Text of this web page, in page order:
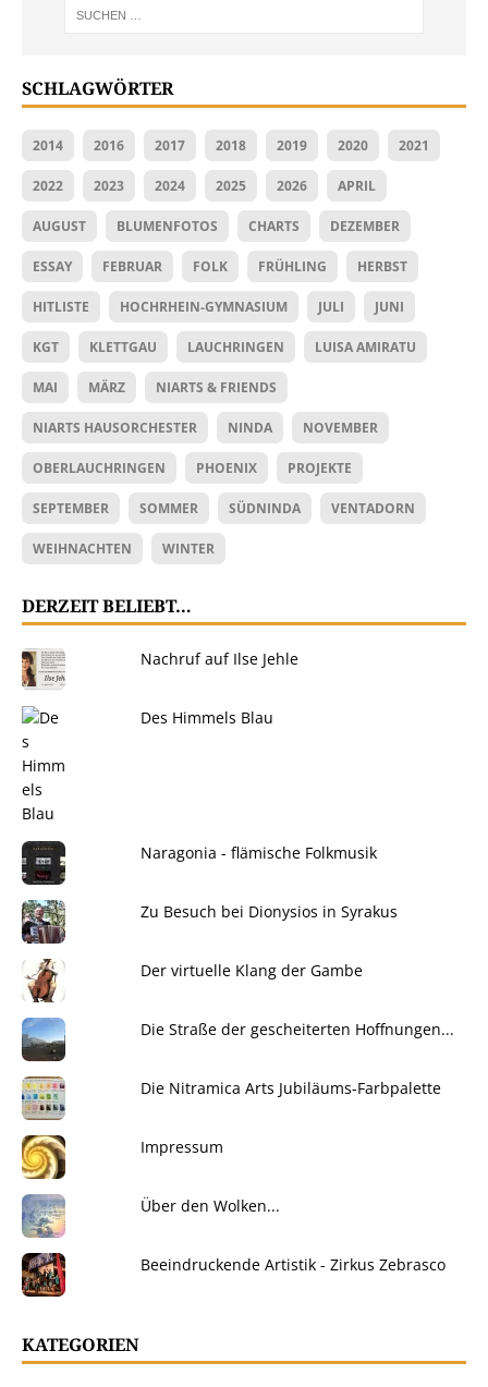
SCHLAGWÖRTER
2014 2016 2017 2018 2019 2020 2021
2022 2023 2024 2025 2026 APRIL
AUGUST BLUMENFOTOS CHARTS DEZEMBER
ESSAY FEBRUAR FOLK FRÜHLING HERBST
HITLISTE HOCHRHEIN-GYMNASIUM JULI JUNI
KGT KLETTGAU LAUCHRINGEN LUISA AMIRATU
MAI MÄRZ NIARTS & FRIENDS
NIARTS HAUSORCHESTER NINDA NOVEMBER
OBERLAUCHRINGEN PHOENIX PROJEKTE
SEPTEMBER SOMMER SÜDNINDA VENTADORN
WEIHNACHTEN WINTER
DERZEIT BELIEBT…
Nachruf auf Ilse Jehle
Des Himmels Blau
Naragonia - flämische Folkmusik
Zu Besuch bei Dionysios in Syrakus
Der virtuelle Klang der Gambe
Die Straße der gescheiterten Hoffnungen...
Die Nitramica Arts Jubiläums-Farbpalette
Impressum
Über den Wolken...
Beeindruckende Artistik - Zirkus Zebrasco
KATEGORIEN